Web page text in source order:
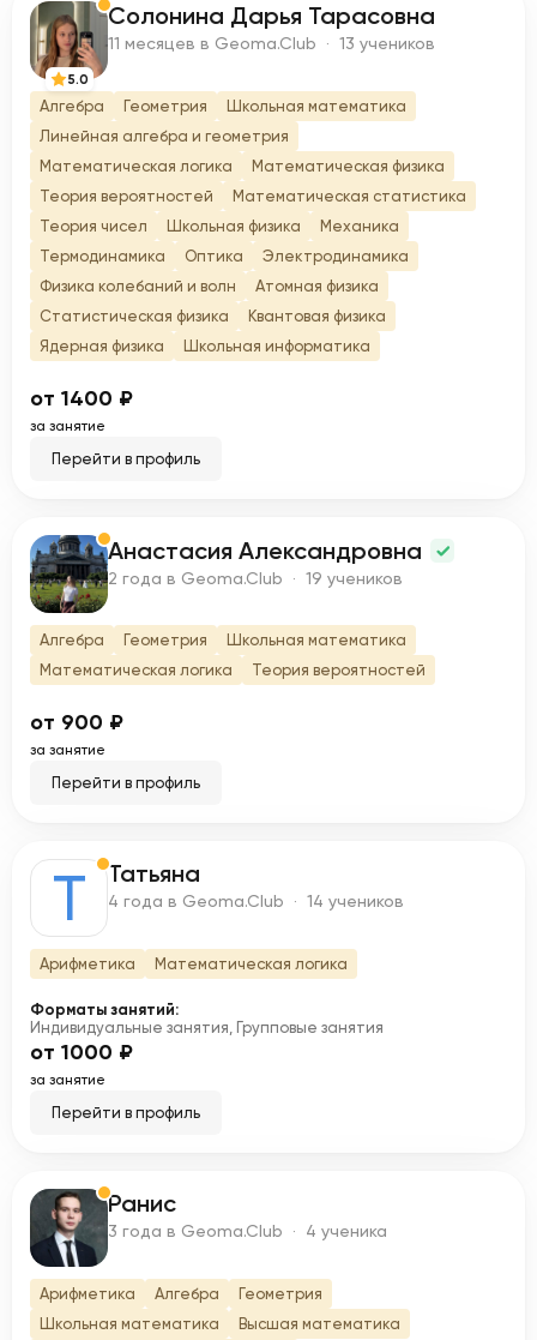
С
5.0
Солонина Дарья Тарасовна
11 месяцев в Geoma.Club · 13 учеников
Алгебра Геометрия
Школьная математика
Линейная алгебра и геометрия
Математическая логика
Математическая физика
Теория вероятностей
Математическая статистика
Теория чисел
Школьная физика
Механика
Термодинамика
Оптика
Электродинамика
Физика колебаний и волн
Атомная физика
Статистическая физика
Квантовая физика
Ядерная физика
Школьная информатика
от 1400 ₽
за занятие
Перейти в профиль
А Анастасия Александровна
2 года в Geoma.Club · 19 учеников
Алгебра Геометрия
Школьная математика
Математическая логика
Теория вероятностей
от 900 ₽
за занятие
Перейти в профиль
Т Татьяна
4 года в Geoma.Club · 14 учеников
Арифметика Математическая логика
Форматы занятий:
Индивидуальные занятия, Групповые занятия
от 1000 ₽
за занятие
Перейти в профиль
Р Ранис
3 года в Geoma.Club · 4 ученика
Арифметика Алгебра
Геометрия
Школьная математика
Высшая математика